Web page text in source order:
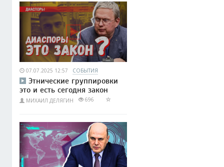
07.07.2025 12:57 СОБЫТИЯ
Этнические группировки
это и есть сегодня закон
МИХАИЛ ДЕЛЯГИН 696